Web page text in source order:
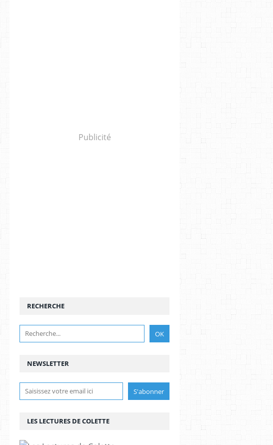
Publicité
NEWSLETTER
RECHERCHE
LES LECTURES DE COLETTE